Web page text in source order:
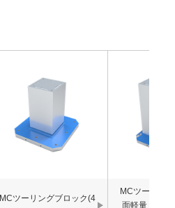
MCツーリングブロック(4
MCツーリン
面軽量・傾斜